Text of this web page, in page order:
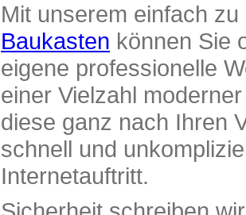
Mit unserem einfach
Baukasten können Sie
eigene professionelle
einer Vielzahl
diese ganz nach Ihren
schnell und
Internetauftritt.